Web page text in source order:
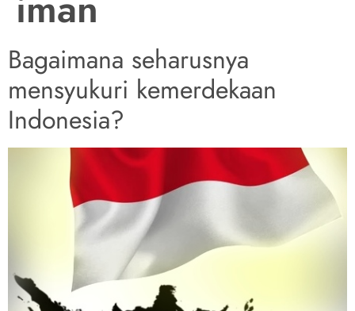
Bagaimana seharusnya
mensyukuri kemerdekaan
Indonesia?